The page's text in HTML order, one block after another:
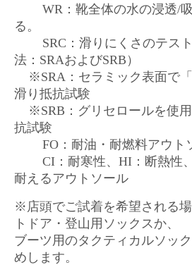
WR：靴全体の水の浸透/
る。
SRC：滑りにくさのテス
法：SRAおよびSRB）
※SRA：セラミック表面で
滑り抵抗試験
※SRB：グリセロールを使
抗試験
FO：耐油・耐燃料アウト
CI：耐寒性、HI：断熱性
耐えるアウトソール
※店頭でご試着を希望される
トドア・登山用ソックスか、
ブーツ用のタクティカルソッ
めします。